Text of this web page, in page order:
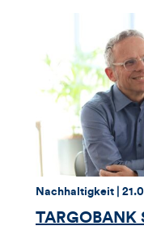
Views,
Likes
und
dieses
Artikels
Thema:
Nachhaltigkeit |